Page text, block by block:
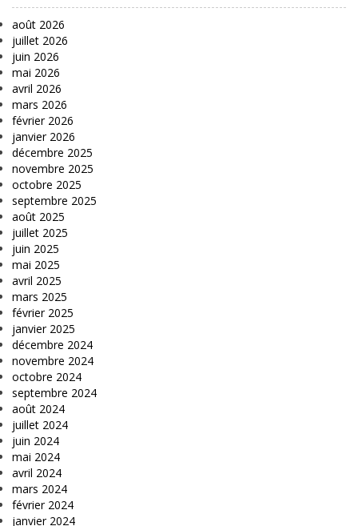
août 2026
juillet 2026
juin 2026
mai 2026
avril 2026
mars 2026
février 2026
janvier 2026
décembre 2025
novembre 2025
octobre 2025
septembre 2025
août 2025
juillet 2025
juin 2025
mai 2025
avril 2025
mars 2025
février 2025
janvier 2025
décembre 2024
novembre 2024
octobre 2024
septembre 2024
août 2024
juillet 2024
juin 2024
mai 2024
avril 2024
mars 2024
février 2024
janvier 2024